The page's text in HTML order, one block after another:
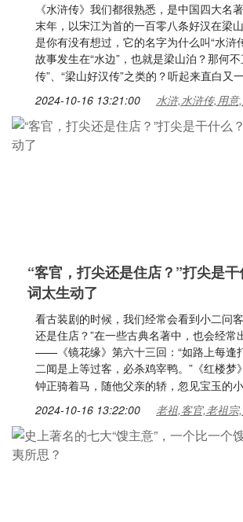
《水浒传》我们都很熟悉，是中国四大名
末年，以宋江为首的一百零八条好汉在梁
是你有没有想过，它的名字为什么叫“水浒
故事发生在“水边”，也就是梁山泊？那何
传”、“梁山好汉传”之类的？听起来直白又
2024-10-16 13:21:00 水浒,水浒传,用
“客官，打尖还是住店？”打尖是
词太生动了
看古装剧的时候，我们经常会看到小二问
还是住店？”在一些古典名著中，也会经常
——《镜花缘》第六十三回：“如路上每逢
二闻是上等过客，必杀鸡宰鸭。”《红楼梦
钟正骑着马，随他父亲的轿，忽见宝玉的
2024-10-16 13:22:00 老祖,客官,老祖